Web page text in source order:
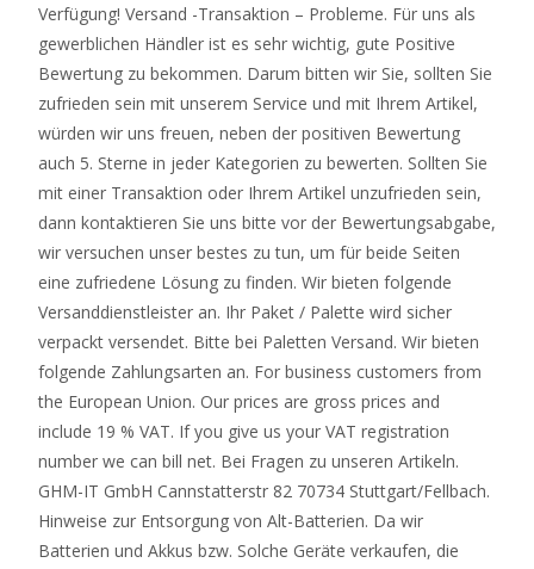
Verfügung! Versand -Transaktion – Probleme. Für uns als
gewerblichen Händler ist es sehr wichtig, gute Positive
Bewertung zu bekommen. Darum bitten wir Sie, sollten Sie
zufrieden sein mit unserem Service und mit Ihrem Artikel,
würden wir uns freuen, neben der positiven Bewertung
auch 5. Sterne in jeder Kategorien zu bewerten. Sollten Sie
mit einer Transaktion oder Ihrem Artikel unzufrieden sein,
dann kontaktieren Sie uns bitte vor der Bewertungsabgabe,
wir versuchen unser bestes zu tun, um für beide Seiten
eine zufriedene Lösung zu finden. Wir bieten folgende
Versanddienstleister an. Ihr Paket / Palette wird sicher
verpackt versendet. Bitte bei Paletten Versand. Wir bieten
folgende Zahlungsarten an. For business customers from
the European Union. Our prices are gross prices and
include 19 % VAT. If you give us your VAT registration
number we can bill net. Bei Fragen zu unseren Artikeln.
GHM-IT GmbH Cannstatterstr 82 70734 Stuttgart/Fellbach.
Hinweise zur Entsorgung von Alt-Batterien. Da wir
Batterien und Akkus bzw. Solche Geräte verkaufen, die